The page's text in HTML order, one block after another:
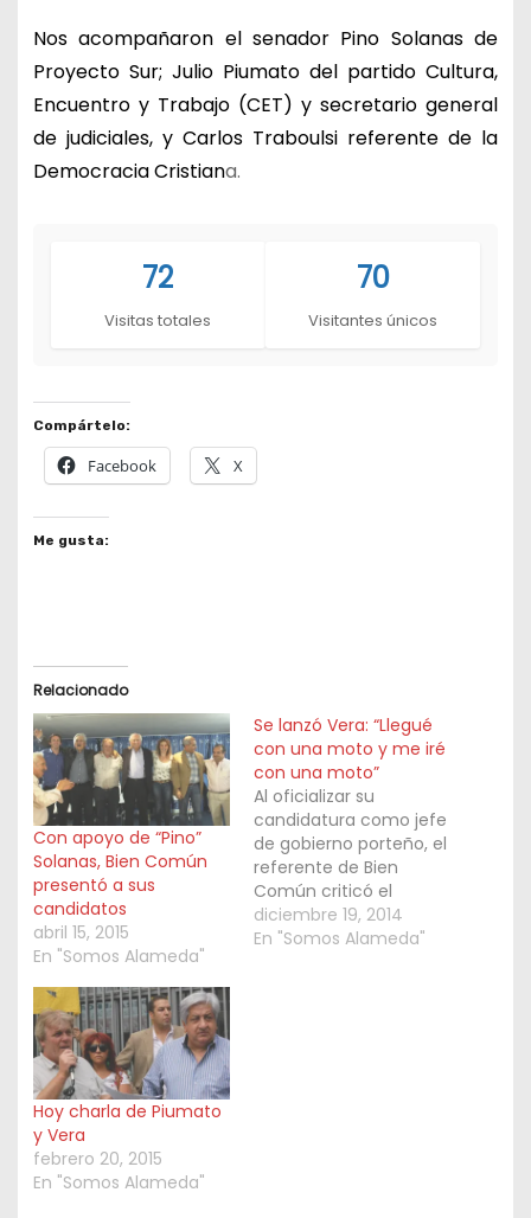
Nos acompañaron el senador Pino Solanas de
Proyecto Sur; Julio Piumato del partido Cultura,
Encuentro y Trabajo (CET) y secretario general
de judiciales, y Carlos Traboulsi referente de la
Democracia Cristiana.
72
Visitas totales
70
Visitantes únicos
Compártelo:
Facebook X
Me gusta:
Relacionado
Con apoyo de “Pino”
Solanas, Bien Común
presentó a sus
candidatos
abril 15, 2015
En "Somos Alameda"
Se lanzó Vera: “Llegué
con una moto y me iré
con una moto”
Al oficializar su
candidatura como jefe
de gobierno porteño, el
referente de Bien
Común criticó el
calendario electoral:
“Tienen a todos
diciembre 19, 2014
En "Somos Alameda"
Hoy charla de Piumato
y Vera
febrero 20, 2015
En "Somos Alameda"